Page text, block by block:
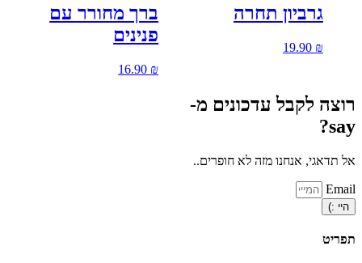
גרביון תחרה
19.90
ברך מחורר עם
פנינים
16.90
לקבל עדכונים מ-
תדאגי, אנחנו מזה לא חופרים..
היי :)